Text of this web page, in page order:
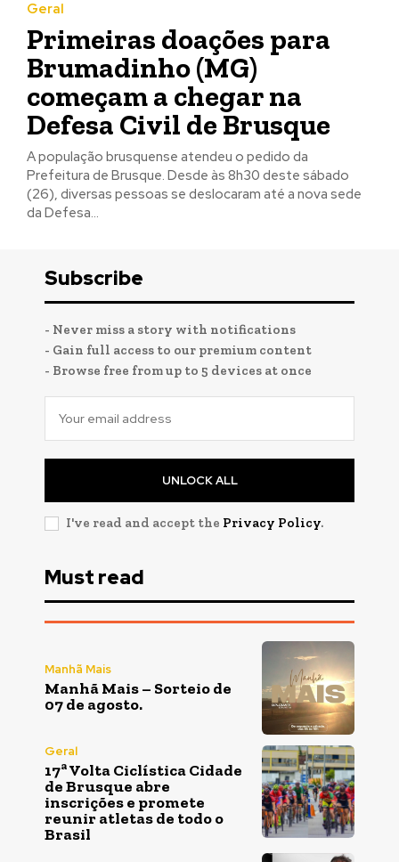
Geral
Primeiras doações para
Brumadinho (MG)
começam a chegar na
Defesa Civil de Brusque
A população brusquense atendeu o pedido da
Prefeitura de Brusque. Desde às 8h30 deste sábado
(26), diversas pessoas se deslocaram até a nova sede
da Defesa...
Subscribe
- Never miss a story with notifications
- Gain full access to our premium content
- Browse free from up to 5 devices at once
UNLOCK ALL
I've read and accept the Privacy Policy.
Must read
Manhã Mais
Manhã Mais – Sorteio de
07 de agosto.
Geral
17ª Volta Ciclística Cidade
de Brusque abre
inscrições e promete
reunir atletas de todo o
Brasil